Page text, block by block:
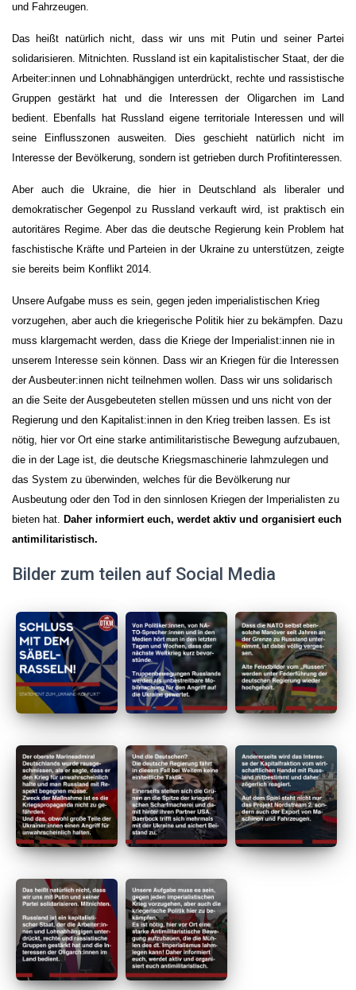
und Fahrzeugen.
Das heißt natürlich nicht, dass wir uns mit Putin und seiner Partei
solidarisieren. Mitnichten. Russland ist ein kapitalistischer Staat, der die
Arbeiter:innen und Lohnabhängigen unterdrückt, rechte und rassistische
Gruppen gestärkt hat und die Interessen der Oligarchen im Land
bedient. Ebenfalls hat Russland eigene territoriale Interessen und will
seine Einflusszonen ausweiten. Dies geschieht natürlich nicht im
Interesse der Bevölkerung, sondern ist getrieben durch Profitinteressen.
Aber auch die Ukraine, die hier in Deutschland als liberaler und
demokratischer Gegenpol zu Russland verkauft wird, ist praktisch ein
autoritäres Regime. Aber das die deutsche Regierung kein Problem hat
faschistische Kräfte und Parteien in der Ukraine zu unterstützen, zeigte
sie bereits beim Konflikt 2014.
Unsere Aufgabe muss es sein, gegen jeden imperialistischen Krieg
vorzugehen, aber auch die kriegerische Politik hier zu bekämpfen. Dazu
muss klargemacht werden, dass die Kriege der Imperialist:innen nie in
unserem Interesse sein können. Dass wir an Kriegen für die Interessen
der Ausbeuter:innen nicht teilnehmen wollen. Dass wir uns solidarisch
an die Seite der Ausgebeuteten stellen müssen und uns nicht von der
Regierung und den Kapitalist:innen in den Krieg treiben lassen. Es ist
nötig, hier vor Ort eine starke antimilitaristische Bewegung aufzubauen,
die in der Lage ist, die deutsche Kriegsmaschinerie lahmzulegen und
das System zu überwinden, welches für die Bevölkerung nur
Ausbeutung oder den Tod in den sinnlosen Kriegen der Imperialisten zu
bieten hat. Daher informiert euch, werdet aktiv und organisiert euch
antimilitaristisch.
Bilder zum teilen auf Social Media